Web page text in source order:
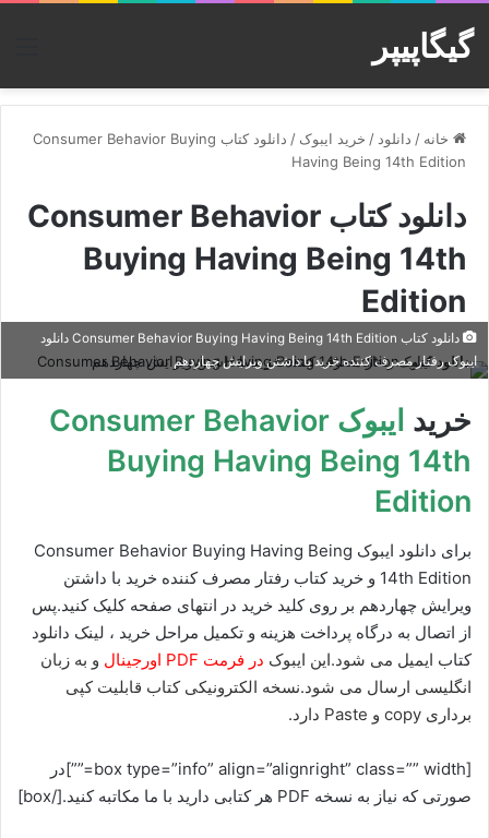
گیگاپیپر
خانه / دانلود / خرید ایبوک /
دانلود کتاب Consumer Behavior Buying
Having Being 14th Edition
دانلود کتاب Consumer Behavior
Buying Having Being 14th
Edition
دانلود کتاب Consumer Behavior Buying Having Being 14th Edition دانلود
ایبوک رفتار مصرف کننده خرید با داشتن ویرایش چهاردهم
خرید
ایبوک Consumer Behavior
Buying Having Being 14th
Edition
برای دانلود ایبوک Consumer Behavior Buying Having Being
14th Edition و خرید کتاب رفتار مصرف کننده خرید با داشتن
ویرایش چهاردهم بر روی کلید خرید در انتهای صفحه کلیک کنید.پس
از اتصال به درگاه پرداخت هزینه و تکمیل مراحل خرید ، لینک دانلود
کتاب ایمیل می شود.این ایبوک در فرمت PDF اورجینال
و به زبان
انگلیسی ارسال می شود.نسخه الکترونیکی کتاب قابلیت کپی
برداری copy و Paste دارد.
[box type=”info” align=”alignright” class=”” width=””]در
صورتی که نیاز به نسخه PDF هر کتابی دارید با ما مکاتبه کنید.[/box]